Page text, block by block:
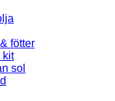
fötter
kit
sol